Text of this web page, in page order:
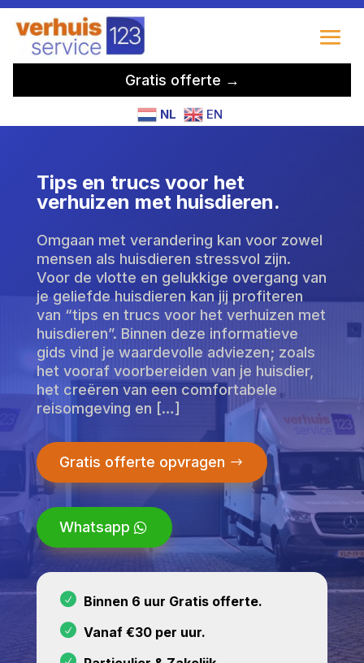
Gratis offerte →
NL EN
Tips en trucs voor het
verhuizen met huisdieren.
Omgaan met verandering kan voor zowel
mensen als huisdieren stressvol zijn.
Voor de vlotte en gelukkige overgang van
je geliefde huisdieren kan jij profiteren
van “tips en trucs voor het verhuizen met
huisdieren”. Binnen deze informatieve
gids vind je waardevolle adviezen; zoals
het vooraf voorbereiden van je huisdier,
het creëren van een comfortabele
reisomgeving en […]
Gratis offerte opvragen
Whatsapp
Binnen 6 uur Gratis offerte.
Vanaf €30 per uur.